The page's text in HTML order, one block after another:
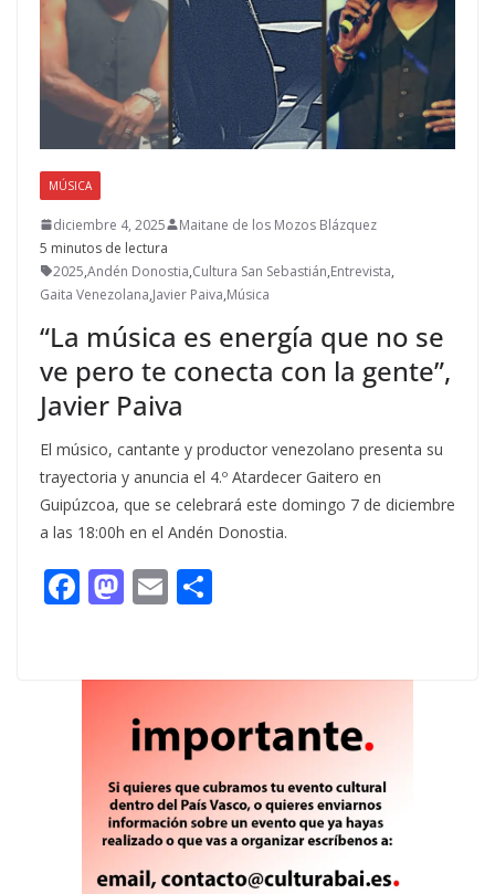
MÚSICA
diciembre 4, 2025
Maitane de los Mozos Blázquez
5 minutos de lectura
2025,Andén Donostia,Cultura San Sebastián,Entrevista,
Gaita Venezolana,Javier Paiva,Música
“La música es energía que no se
ve pero te conecta con la gente”,
Javier Paiva
El músico, cantante y productor venezolano presenta su
trayectoria y anuncia el 4.º Atardecer Gaitero en
Guipúzcoa, que se celebrará este domingo 7 de diciembre
a las 18:00h en el Andén Donostia.
F
b
M
d
o
n
E
l p
ar
ti
r